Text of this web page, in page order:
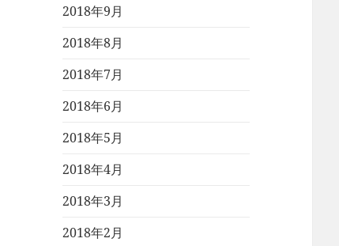
2018年9月
2018年8月
2018年7月
2018年6月
2018年5月
2018年4月
2018年3月
2018年2月